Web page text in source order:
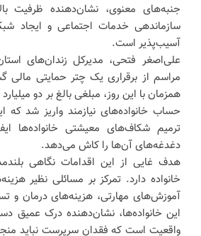
جنبه‌های معنوی، نشان‌دهنده ظرفیت
سازماندهی خدمات اجتماعی و ایجاد
آسیب‌پذیر است.
علی‌اصغر فتحی، مدیرکل زندان‌های
مراسم از برقراری یک چتر حمایتی مالی
همزمان با این روز، مبلغی بالغ بر دو
حساب خانواده‌های نیازمند واریز شد
ترمیم شکاف‌های معیشتی خانواده‌ها
دغدغه‌های آن‌ها را کاش می‌دهد.
هدف غایی از این اقدامات نگاهی
خانواده دارد. تمرکز بر مسائلی نظیر
آموزش‌های مهارتی، هزینه‌های درمان و
این خانواده‌ها، نشان‌دهنده درک عمیق
واقعیت است که فقدان سرپرست نباید